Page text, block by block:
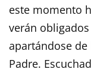
este momento
verán
apartándose
Padre.